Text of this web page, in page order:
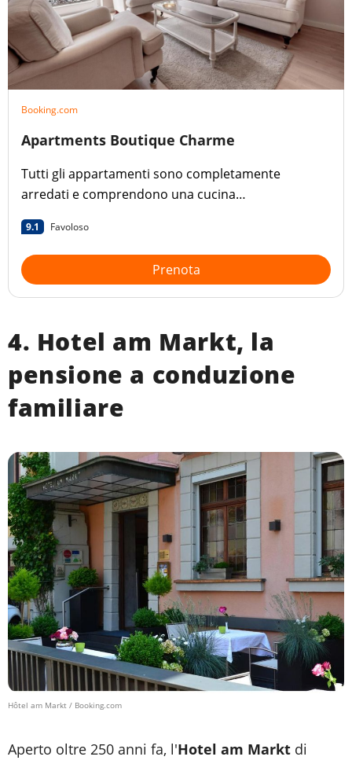
Booking.com
Apartments Boutique Charme
Tutti gli appartamenti sono completamente
arredati e comprendono una cucina
completamente attrezzata.
9.1 Favoloso
Prenota
4. Hotel am Markt, la
pensione a conduzione
familiare
Hôtel am Markt / Booking.com
Aperto oltre 250 anni fa, l'Hotel am Markt di